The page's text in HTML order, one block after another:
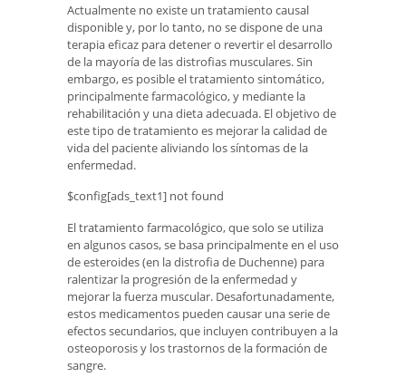
Actualmente no existe un tratamiento causal
disponible y, por lo tanto, no se dispone de una
terapia eficaz para detener o revertir el desarrollo
de la mayoría de las distrofias musculares. Sin
embargo, es posible el tratamiento sintomático,
principalmente farmacológico, y mediante la
rehabilitación y una dieta adecuada. El objetivo de
este tipo de tratamiento es mejorar la calidad de
vida del paciente aliviando los síntomas de la
enfermedad.
$config[ads_text1] not found
El tratamiento farmacológico, que solo se utiliza
en algunos casos, se basa principalmente en el uso
de esteroides (en la distrofia de Duchenne) para
ralentizar la progresión de la enfermedad y
mejorar la fuerza muscular. Desafortunadamente,
estos medicamentos pueden causar una serie de
efectos secundarios, que incluyen contribuyen a la
osteoporosis y los trastornos de la formación de
sangre.